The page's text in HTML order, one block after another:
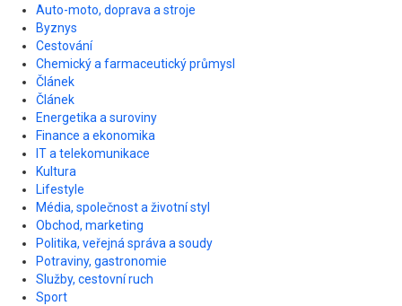
Auto-moto, doprava a stroje
Byznys
Cestování
Chemický a farmaceutický průmysl
Článek
Článek
Energetika a suroviny
Finance a ekonomika
IT a telekomunikace
Kultura
Lifestyle
Média, společnost a životní styl
Obchod, marketing
Politika, veřejná správa a soudy
Potraviny, gastronomie
Služby, cestovní ruch
Sport